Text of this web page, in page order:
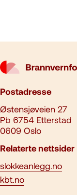
Postadresse
Østensjøveien 27
Pb 6754 Etterstad
0609 Oslo
Relaterte nettsider
slokkeanlegg.no
kbt.no